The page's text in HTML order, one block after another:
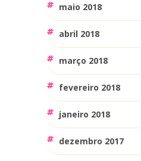
maio 2018
abril 2018
março 2018
fevereiro 2018
janeiro 2018
dezembro 2017